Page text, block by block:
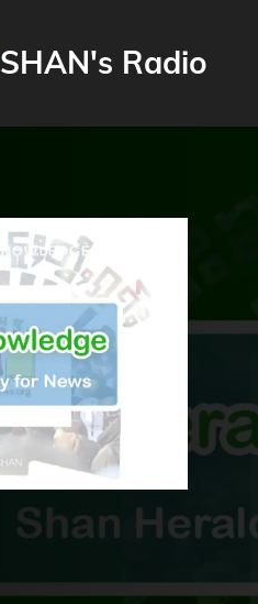
SHAN's Radio